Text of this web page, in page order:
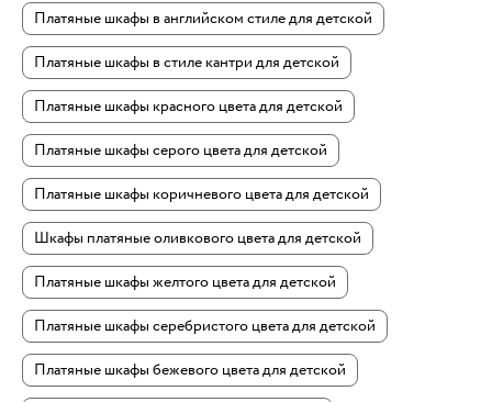
Платяные шкафы в английском стиле для детской
Платяные шкафы в стиле кантри для детской
Платяные шкафы красного цвета для детской
Платяные шкафы серого цвета для детской
Платяные шкафы коричневого цвета для детской
Шкафы платяные оливкового цвета для детской
Платяные шкафы желтого цвета для детской
Платяные шкафы серебристого цвета для детской
Платяные шкафы бежевого цвета для детской